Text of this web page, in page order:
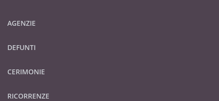
AGENZIE
DEFUNTI
CERIMONIE
RICORRENZE